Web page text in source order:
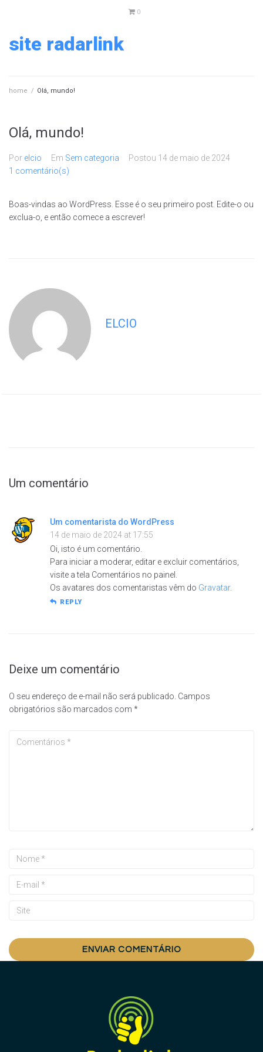
0
site radarlink
home / Olá, mundo!
Olá, mundo!
Por elcio Em Sem categoria Postou 14 de maio de 2024
1 comentário(s)
Boas-vindas ao WordPress. Esse é o seu primeiro post. Edite-o ou
exclua-o, e então comece a escrever!
ELCIO
Um comentário
Um comentarista do WordPress
14 de maio de 2024 at 17:55
Oi, isto é um comentário.
Para iniciar a moderar, editar e excluir comentários,
visite a tela Comentários no painel.
Os avatares dos comentaristas vêm do Gravatar.
REPLY
Deixe um comentário
O seu endereço de e-mail não será publicado. Campos
obrigatórios são marcados com *